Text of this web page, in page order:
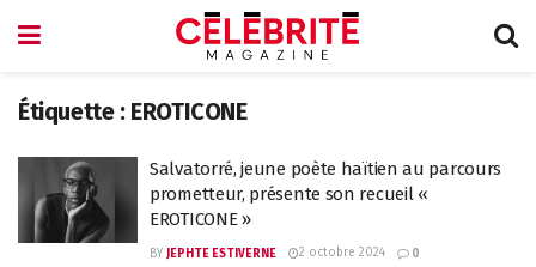
Étiquette : EROTICONE
Salvatorré, jeune poète haïtien au parcours
prometteur, présente son recueil «
EROTICONE »
BY JEPHTE ESTIVERNE 2 octobre 2024 0